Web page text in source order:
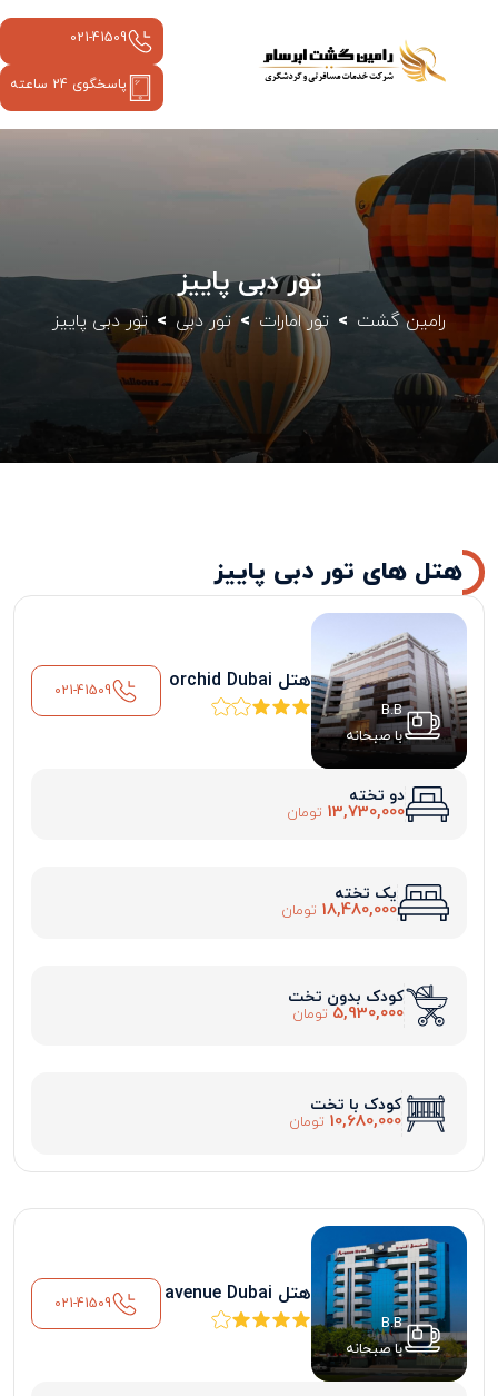
021-41509
پاسخگوی 24 ساعته
تور دبی پاییز
رامین گشت تور امارات تور دبی تور دبی پاییز
هتل های تور دبی پاییز
B.B
با صبحانه
هتل orchid Dubai 021-41509
دو تخته
13,730,000 تومان
یک تخته
18,480,000 تومان
کودک بدون تخت
5,930,000 تومان
کودک با تخت
10,680,000 تومان
B.B
با صبحانه
هتل avenue Dubai 021-41509